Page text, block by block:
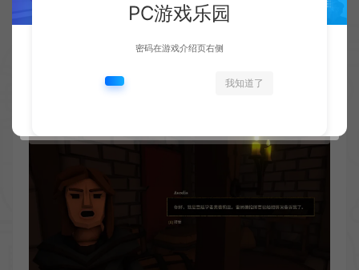
PC游戏乐园
密码在游戏介绍页右侧
我知道了